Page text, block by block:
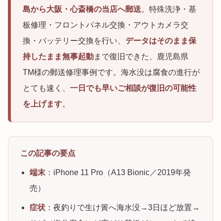
島から大阪・心斎橋の当店へ郵送。特殊洗浄・基
板修理・フロントパネル交換・アウトカメラ交
換・バッテリー交換を行い、 データはそのまま保
持したまま無事起動まで復旧できた、鹿児島県
TM様の郵送修理事例です。海水没は腐食の進行が
とても速く、 一日でも早いご相談が復旧の可能性
を上げます。
この記事の要点
端末 ：iPhone 11 Pro（A13 Bionic／2019年発
売）
症状 ：夜釣りで生け簀へ海水没→3日ほど放置→